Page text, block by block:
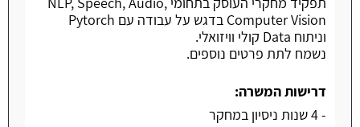
Computer Vision בדגש על עבודה עם Pytorch
וניתוח Data קולי וויזואלי.
נשמח לתת פרטים נוספים.
דרישות המשרה:
- 4 שנות ניסיון במחקר